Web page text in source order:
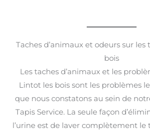
Taches d’animaux et odeurs sur les
bois
Les taches d’animaux et les
Lintot les bois sont les problèmes
que nous constatons au sein de
Tapis Service. La seule façon
l’urine est de laver complètement le